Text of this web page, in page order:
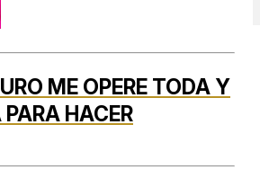
ME OPERE TODA Y
HACER